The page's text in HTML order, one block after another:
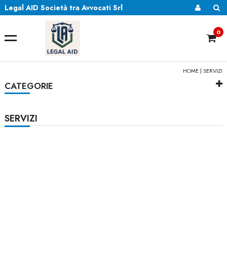
Legal AID Società tra Avvocati Srl
0
HOME | SERVIZI
CATEGORIE
SERVIZI